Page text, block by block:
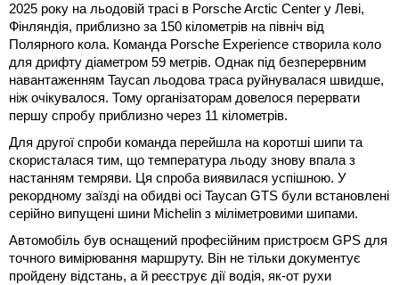
2025 року на льодовій трасі в Porsche Arctic Center у Леві,
Фінляндія, приблизно за 150 кілометрів на північ від
Полярного кола. Команда Porsche Experience створила коло
для дрифту діаметром 59 метрів. Однак під безперервним
навантаженням Taycan льодова траса руйнувалася швидше,
ніж очікувалося. Тому організаторам довелося перервати
першу спробу приблизно через 11 кілометрів.
Для другої спроби команда перейшла на коротші шипи та
скористалася тим, що температура льоду знову впала з
настанням темряви. Ця спроба виявилася успішною. У
рекордному заїзді на обидві осі Taycan GTS були встановлені
серійно випущені шини Michelin з міліметровими шипами.
Автомобіль був оснащений професійним пристроєм GPS для
точного вимірювання маршруту. Він не тільки документує
пройдену відстань, а й реєструє дії водія, як-от рухи